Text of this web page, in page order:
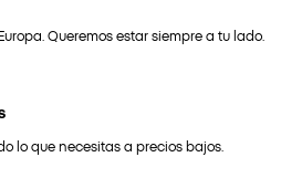
Queremos estar siempre a tu lado.
lo que necesitas a precios bajos.